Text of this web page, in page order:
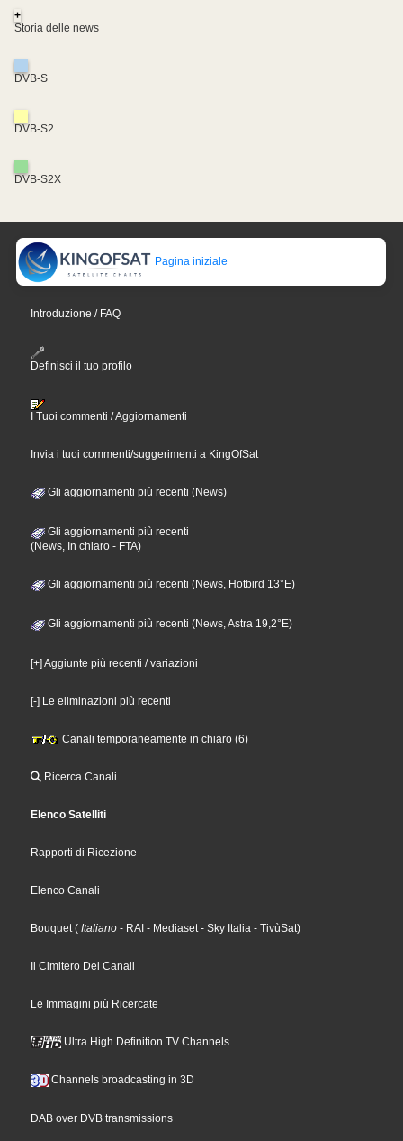
+
Storia delle news
DVB-S
DVB-S2
DVB-S2X
Pagina iniziale
Introduzione / FAQ
Definisci il tuo profilo
I Tuoi commenti / Aggiornamenti
Invia i tuoi commenti/suggerimenti a KingOfSat
Gli aggiornamenti più recenti (News)
Gli aggiornamenti più recenti
(News, In chiaro - FTA)
Gli aggiornamenti più recenti (News, Hotbird 13°E)
Gli aggiornamenti più recenti (News, Astra 19,2°E)
[+] Aggiunte più recenti / variazioni
[-] Le eliminazioni più recenti
Canali temporaneamente in chiaro (6)
Ricerca Canali
Elenco Satelliti
Rapporti di Ricezione
Elenco Canali
Bouquet ( Italiano - RAI - Mediaset - Sky Italia - TivùSat)
Il Cimitero Dei Canali
Le Immagini più Ricercate
Ultra High Definition TV Channels
Channels broadcasting in 3D
DAB over DVB transmissions